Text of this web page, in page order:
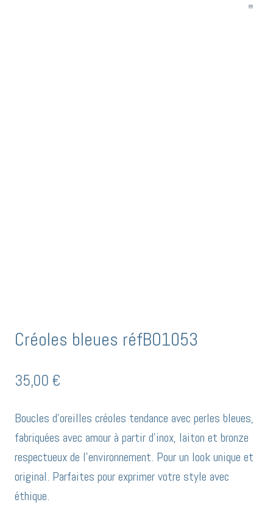
Créoles bleues réfBO1053
35,00 €
Boucles d’oreilles créoles tendance avec perles bleues,
fabriquées avec amour à partir d’inox, laiton et bronze
respectueux de l’environnement. Pour un look unique et
original. Parfaites pour exprimer votre style avec
éthique.